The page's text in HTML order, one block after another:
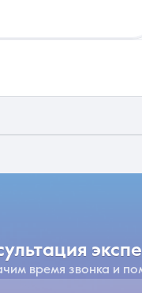
время звонка и